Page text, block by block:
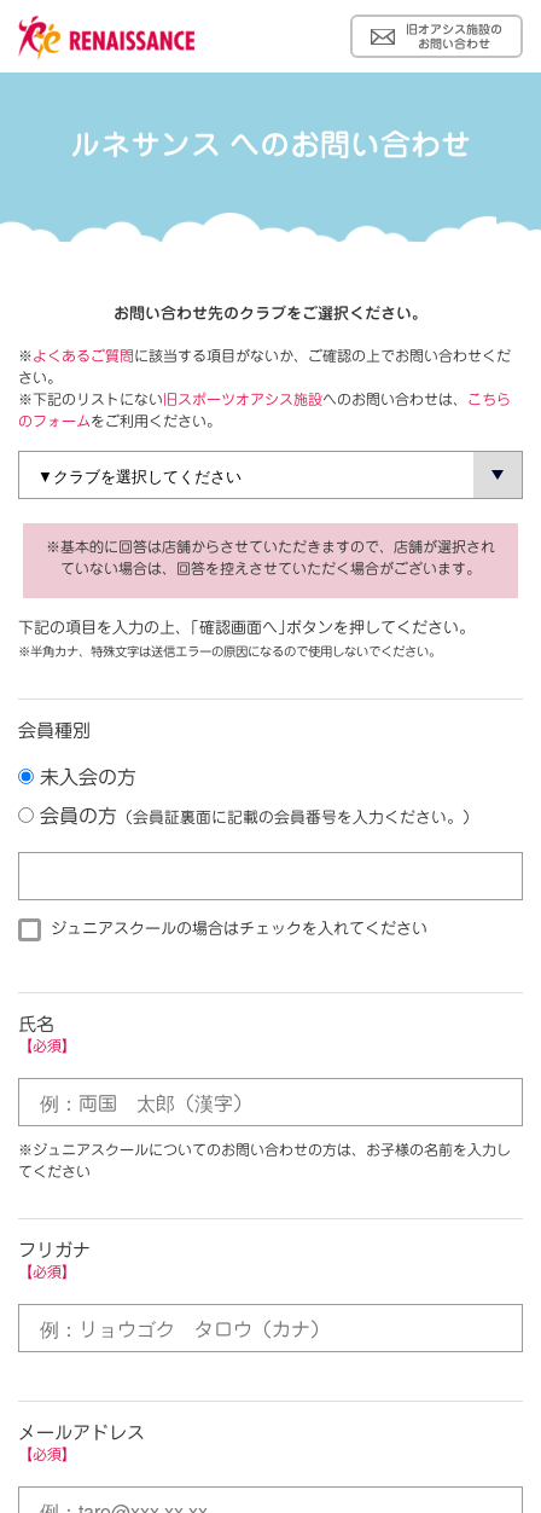
旧オアシス施設の
お問い合わせ
ルネサンス へのお問い合わせ
お問い合わせ先のクラブをご選択ください。
※よくあるご質問に該当する項目がないか、ご確認の上でお問い合わせくだ
さい。
※下記のリストにない旧スポーツオアシス施設へのお問い合わせは、 こちら
のフォームをご利用ください。
※基本的に回答は店舗からさせていただきますので、 店舗が選択され
ていない場合は、回答を控えさせていただく場合がございます。
下記の項目を入力の上、｢確認画面へ｣ボタンを押してください。
※半角カナ、特殊文字は送信エラーの原因になるので使用しないでください。
会員種別
未入会の方
会員の方 （会員証裏面に記載の会員番号を入力ください。）
ジュニアスクールの場合はチェックを入れてください
氏名
【必須】
※ジュニアスクールについてのお問い合わせの方は、お子様の名前を入力し
てください
フリガナ
【必須】
メールアドレス
【必須】